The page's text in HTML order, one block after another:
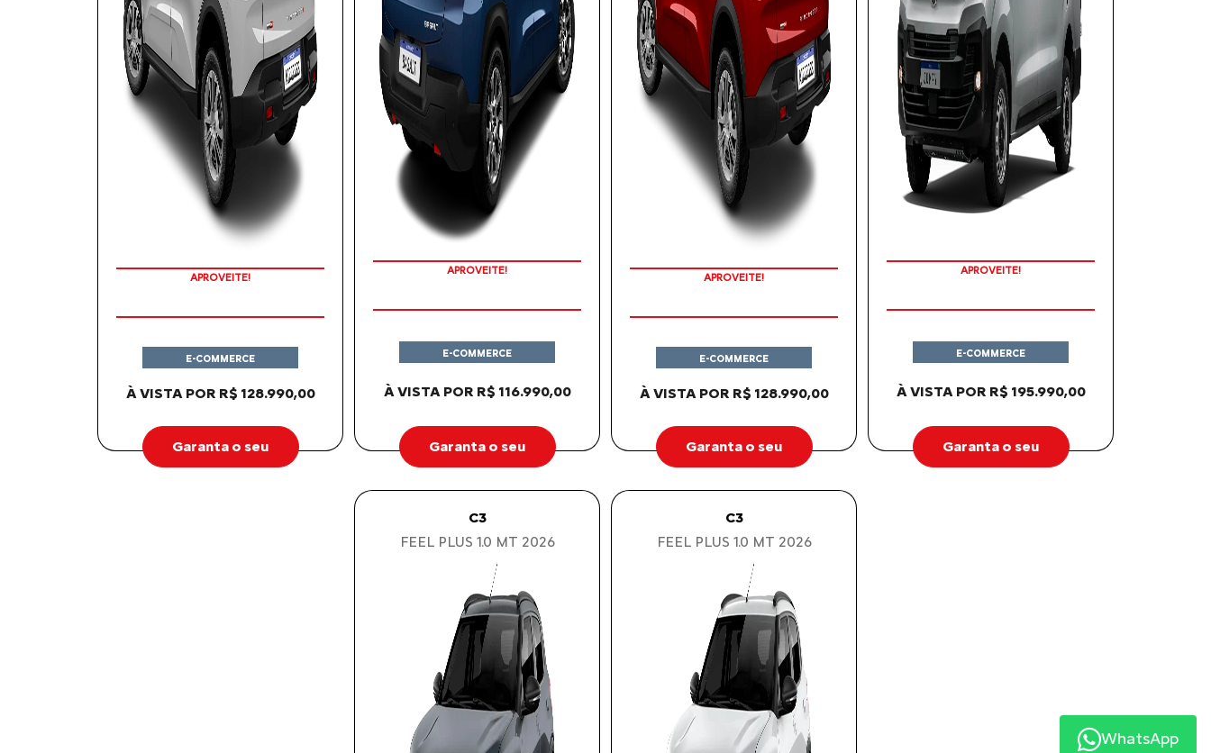
APROVEITE!
À VISTA POR R$ 128.990,00
E-COMMERCE
Garanta o seu
APROVEITE!
À VISTA POR R$ 116.990,00
E-COMMERCE
Garanta o seu
APROVEITE!
À VISTA POR R$ 128.990,00
E-COMMERCE
Garanta o seu
APROVEITE!
À VISTA POR R$ 195.990,00
E-COMMERCE
Garanta o seu
C3
FEEL PLUS 1.0 MT 2026
C3
FEEL PLUS 1.0 MT 2026
WhatsApp